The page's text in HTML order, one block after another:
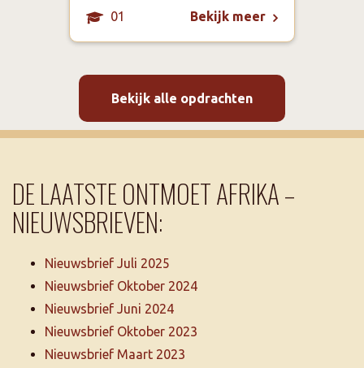
01 Bekijk meer
Bekijk alle opdrachten
DE LAATSTE ONTMOET AFRIKA –
NIEUWSBRIEVEN:
Nieuwsbrief Juli 2025
Nieuwsbrief Oktober 2024
Nieuwsbrief Juni 2024
Nieuwsbrief Oktober 2023
Nieuwsbrief Maart 2023